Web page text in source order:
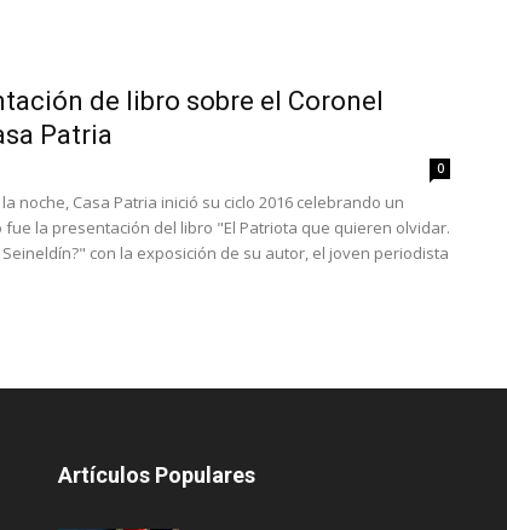
de libro sobre el Coronel
Patria
0
noche, Casa Patria inició su ciclo 2016 celebrando un
la presentación del libro "El Patriota que quieren olvidar.
con la exposición de su autor, el joven periodista
Artículos Populares